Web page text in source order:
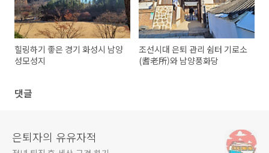
힐링하기 좋은 경기 화성시 남양
성모성지
조선시대 은퇴 관리 쉼터 기로소
(耆老所)와 남양풍화당
댓글
은퇴자의 유유자적